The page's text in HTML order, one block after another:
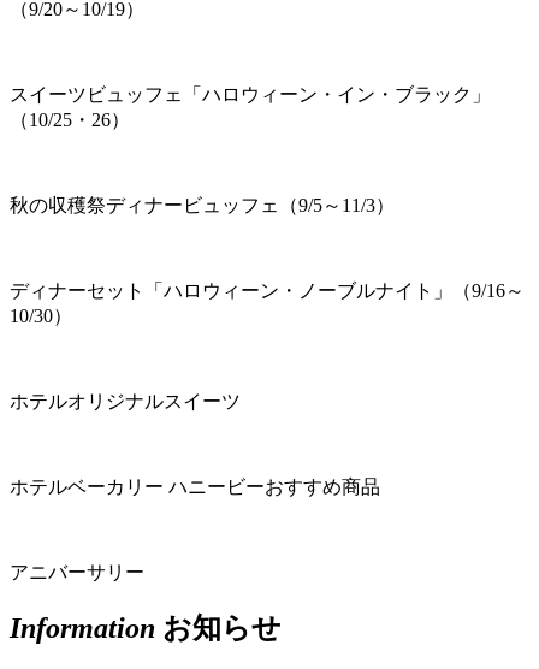
（9/20～10/19）
スイーツビュッフェ「ハロウィーン・イン・ブラック」
（10/25・26）
秋の収穫祭ディナービュッフェ（9/5～11/3）
ディナーセット「ハロウィーン・ノーブルナイト」（9/16～
10/30）
ホテルオリジナルスイーツ
ホテルベーカリー ハニービーおすすめ商品
アニバーサリー
Information お知らせ